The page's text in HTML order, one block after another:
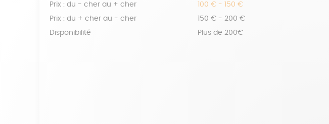
Prix : du - cher au + cher
Prix : du + cher au - cher
Disponibilité
100 € - 150 €
150 € - 200 €
Plus de 200€